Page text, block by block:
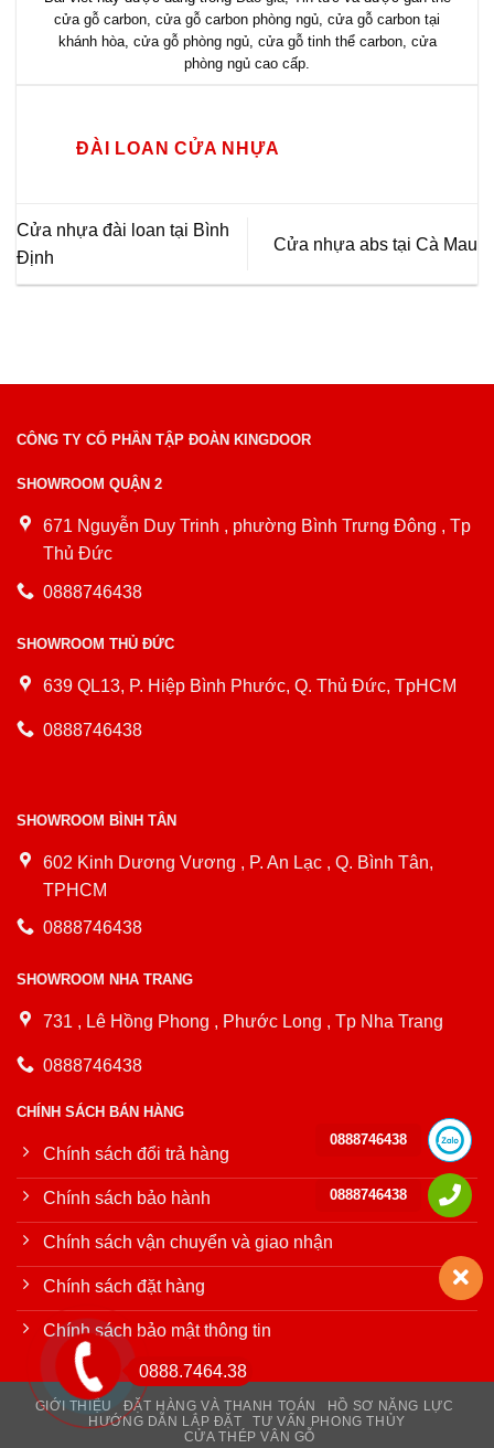
cửa gỗ carbon, cửa gỗ carbon phòng ngủ, cửa gỗ carbon tại
khánh hòa, cửa gỗ phòng ngủ, cửa gỗ tinh thể carbon, cửa
phòng ngủ cao cấp.
ĐÀI LOAN CỬA NHỰA
Cửa nhựa đài loan tại Bình
Định
Cửa nhựa abs tại Cà Mau
CÔNG TY CỔ PHẦN TẬP ĐOÀN KINGDOOR
SHOWROOM QUẬN 2
671 Nguyễn Duy Trinh , phường Bình Trưng Đông , Tp
Thủ Đức
0888746438
SHOWROOM THỦ ĐỨC
639 QL13, P. Hiệp Bình Phước, Q. Thủ Đức, TpHCM
0888746438
SHOWROOM BÌNH TÂN
602 Kinh Dương Vương , P. An Lạc , Q. Bình Tân,
TPHCM
0888746438
SHOWROOM NHA TRANG
731 , Lê Hồng Phong , Phước Long , Tp Nha Trang
0888746438
CHÍNH SÁCH BÁN HÀNG
Chính sách đổi trả hàng
Chính sách bảo hành
Chính sách vận chuyển và giao nhận
Chính sách đặt hàng
Chính sách bảo mật thông tin
GIỚI THIỆU ĐẶT HÀNG VÀ THANH TOÁN
HỒ SƠ NĂNG LỰC
HƯỚNG DẪN LẮP ĐẶT
TƯ VẤN PHONG THỦY
CỬA THÉP VÂN GỖ
0888.7464.38
0888746438
0888746438